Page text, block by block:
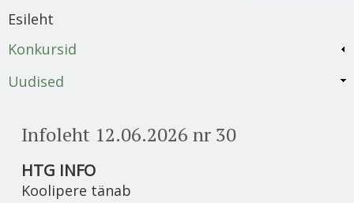
Esileht
Konkursid
Uudised
Infoleht 12.06.2026 nr 30
HTG INFO
Koolipere tänab